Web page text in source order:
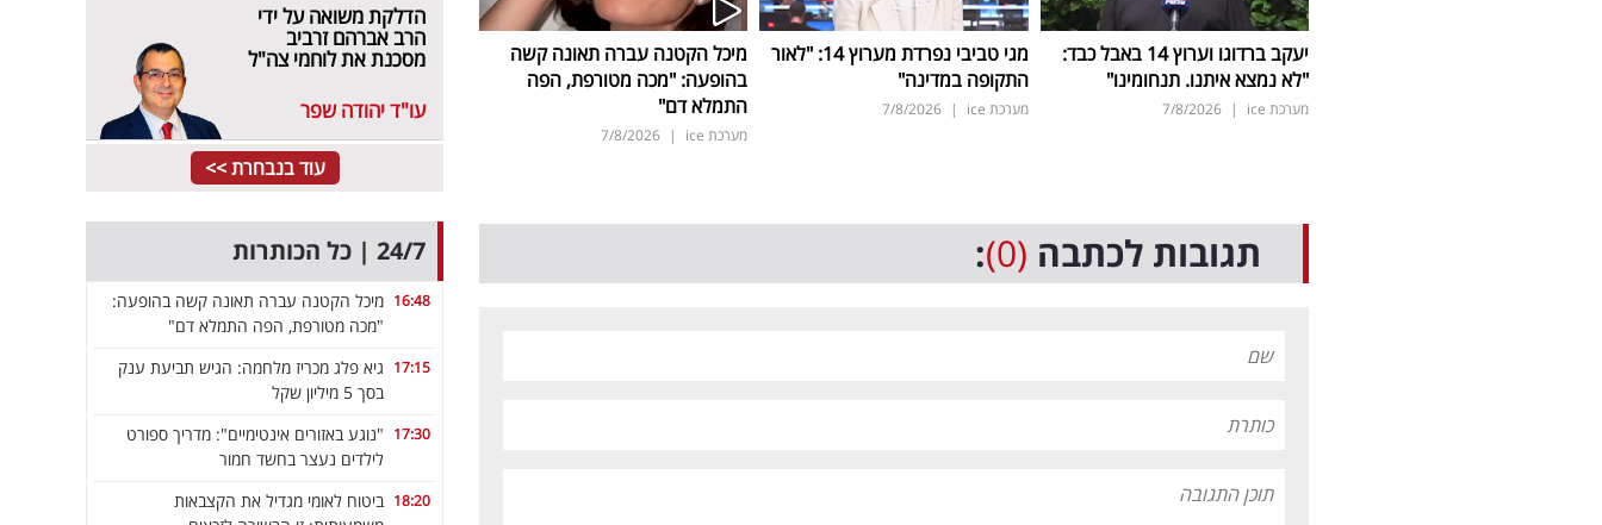
יעקב ברדוגו וערוץ 14 באבל כבד:
"לא נמצא איתנו. תנחומינו"
מערכת ice |
7/8/2026
מגי טביבי נפרדת מערוץ 14: "לאור
התקופה במדינה"
מערכת ice |
7/8/2026
מיכל הקטנה עברה תאונה קשה
בהופעה: "מכה מטורפת, הפה
התמלא דם"
מערכת ice |
7/8/2026
תגובות לכתבה (0)
:
הדלקת משואה על ידי
הרב אברהם זרביב
מסכנת את לוחמי צה"ל
עו"ד יהודה שפר
עוד בנבחרת >>
24/7 | כל הכותרות
16:48 מיכל הקטנה עברה תאונה קשה בהופעה:
"מכה מטורפת, הפה התמלא דם"
17:15 גיא פלג מכריז מלחמה: הגיש תביעת ענק
בסך 5 מיליון שקל
17:30 "נוגע באזורים אינטימיים": מדריך ספורט
לילדים נעצר בחשד חמור
18:20 ביטוח לאומי מגדיל את הקצבאות